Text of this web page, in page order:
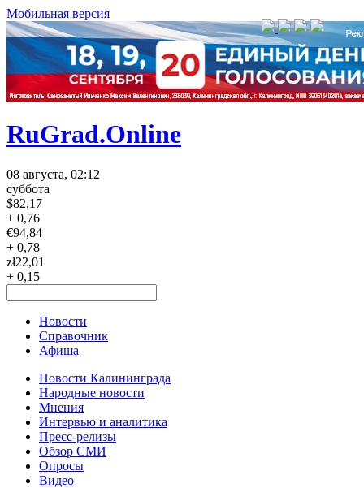
Мобильная версия
RuGrad.Online
08 августа, 02:12
суббота
$82,17
+ 0,76
€94,84
+ 0,78
zł22,01
+ 0,15
Новости
Справочник
Афиша
Новости Калининграда
Народные новости
Мнения
Интервью и аналитика
Пресс-релизы
Обзор СМИ
Опросы
Видео